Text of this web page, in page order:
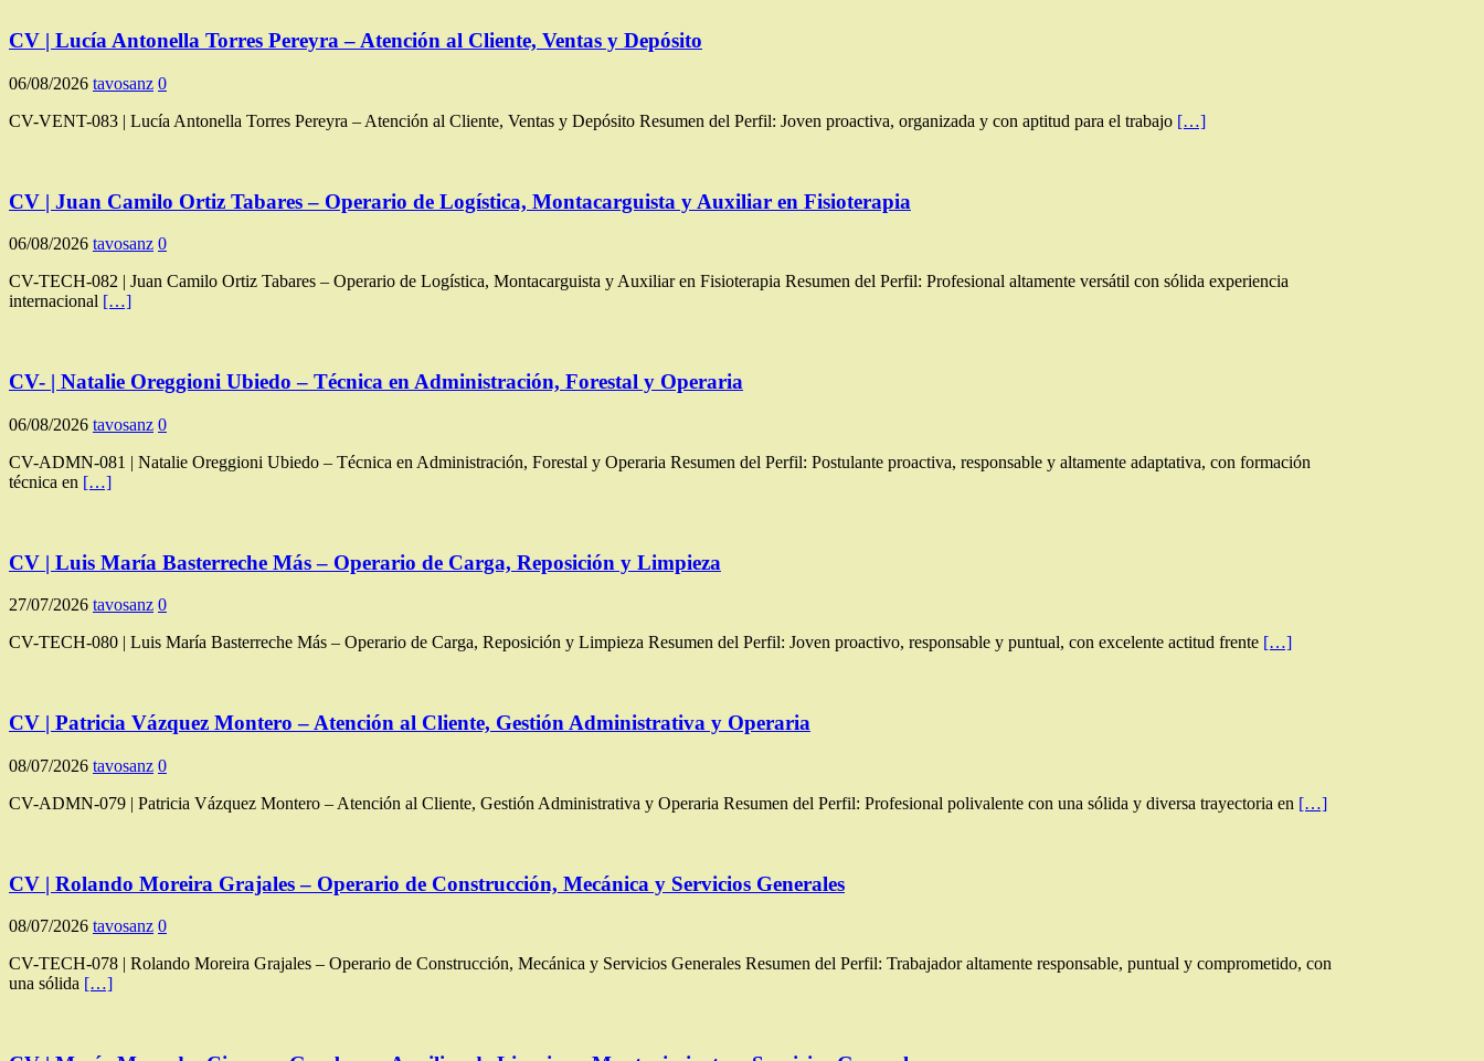
CV | Lucía Antonella Torres Pereyra – Atención al Cliente, Ventas y Depósito
06/08/2026 tavosanz 0
CV-VENT-083 | Lucía Antonella Torres Pereyra – Atención al Cliente, Ventas y Depósito Resumen del Perfil: Joven proactiva, organizada y con aptitud para el trabajo […]
CV | Juan Camilo Ortiz Tabares – Operario de Logística, Montacarguista y Auxiliar en Fisioterapia
06/08/2026 tavosanz 0
CV-TECH-082 | Juan Camilo Ortiz Tabares – Operario de Logística, Montacarguista y Auxiliar en Fisioterapia Resumen del Perfil: Profesional altamente versátil con sólida experiencia
internacional […]
CV- | Natalie Oreggioni Ubiedo – Técnica en Administración, Forestal y Operaria
06/08/2026 tavosanz 0
CV-ADMN-081 | Natalie Oreggioni Ubiedo – Técnica en Administración, Forestal y Operaria Resumen del Perfil: Postulante proactiva, responsable y altamente adaptativa, con formación
técnica en […]
CV | Luis María Basterreche Más – Operario de Carga, Reposición y Limpieza
27/07/2026 tavosanz 0
CV-TECH-080 | Luis María Basterreche Más – Operario de Carga, Reposición y Limpieza Resumen del Perfil: Joven proactivo, responsable y puntual, con excelente actitud frente […]
CV | Patricia Vázquez Montero – Atención al Cliente, Gestión Administrativa y Operaria
08/07/2026 tavosanz 0
CV-ADMN-079 | Patricia Vázquez Montero – Atención al Cliente, Gestión Administrativa y Operaria Resumen del Perfil: Profesional polivalente con una sólida y diversa trayectoria en […]
CV | Rolando Moreira Grajales – Operario de Construcción, Mecánica y Servicios Generales
08/07/2026 tavosanz 0
CV-TECH-078 | Rolando Moreira Grajales – Operario de Construcción, Mecánica y Servicios Generales Resumen del Perfil: Trabajador altamente responsable, puntual y comprometido, con
una sólida […]